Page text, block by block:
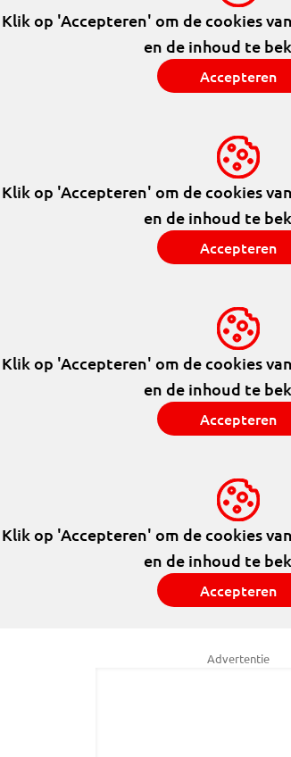
Klik op 'Accepteren' om de cookies van
en de inhoud te
Accepteren
Klik op 'Accepteren' om de cookies van
en de inhoud te
Accepteren
Klik op 'Accepteren' om de cookies van
en de inhoud te
Accepteren
Klik op 'Accepteren' om de cookies van
en de inhoud te
Accepteren
Advertentie